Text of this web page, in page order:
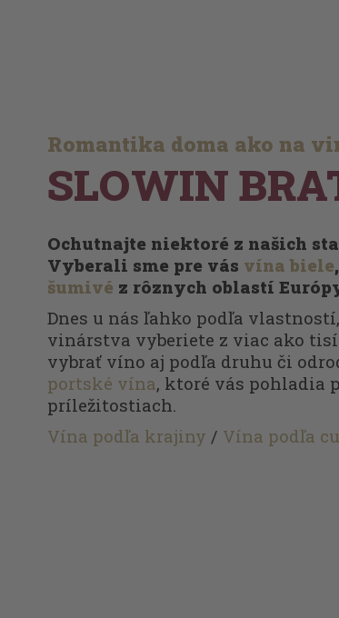
Romantika doma ako na
SLOWIN
Ochutnajte niektoré z našich
Vyberali sme pre vás vína biele,
šumivé z rôznych oblastí
Dnes u nás ľahko podľa
vinárstva vyberiete z viac ako
vybrať víno aj podľa druhu či
portské vína, ktoré vás pohladia
príležitostiach.
Vína podľa krajiny / Vína podľa